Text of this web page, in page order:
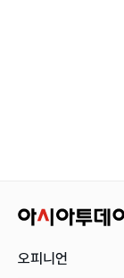
오피니언